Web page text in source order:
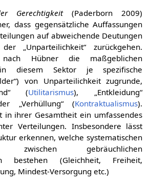
Gerechtigkeit(Paderborn 2009)
dass gegensätzliche Auffassungen
auf abweichende Deutungen
„Unparteilichkeit“ zurückgehen.
Hübner die maßgeblichen
in diesem Sektor je spezifische
von Unparteilichkeit zugrunde,
(Utilitarismus), „Entkleidung“
„Verhüllung“ (Kontraktualismus).
in ihrer Gesamtheit ein umfassendes
Verteilungen. Insbesondere lässt
erkennen, welche systematischen
zwischen gebräuchlichen
bestehen (Gleichheit, Freiheit,
Mindest-Versorgung etc.)